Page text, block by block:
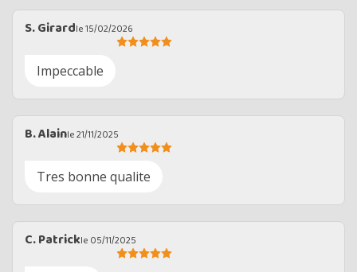
S. Girardle 15/02/2026
Impeccable
B. Alainle 21/11/2025
Tres bonne qualite
C. Patrickle 05/11/2025